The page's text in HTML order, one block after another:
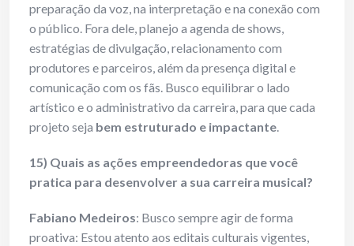
preparação da voz, na interpretação e na conexão com
o público. Fora dele, planejo a agenda de shows,
estratégias de divulgação, relacionamento com
produtores e parceiros, além da presença digital e
comunicação com os fãs. Busco equilibrar o lado
artístico e o administrativo da carreira, para que cada
projeto seja bem estruturado e impactante.
15) Quais as ações empreendedoras que você
pratica para desenvolver a sua carreira musical?
Fabiano Medeiros: Busco sempre agir de forma
proativa: Estou atento aos editais culturais vigentes,